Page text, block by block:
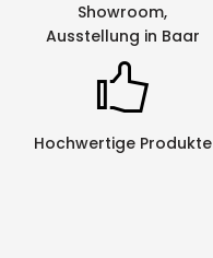
Showroom,
Ausstellung in Baar
Hochwertige Produkte